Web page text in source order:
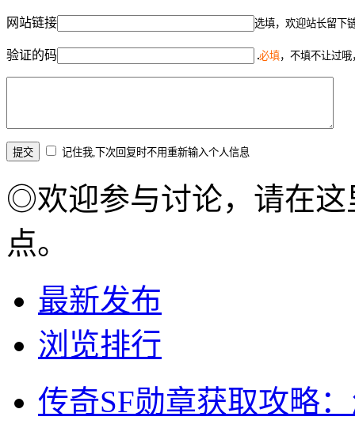
网站链接 选填，欢迎站长留下
验证的码 必填，不填不让过
记住我,下次回复时不用重新输入个人信息
◎欢迎参与讨论，请在这
点。
最新发布
浏览排行
传奇SF勋章获取攻略